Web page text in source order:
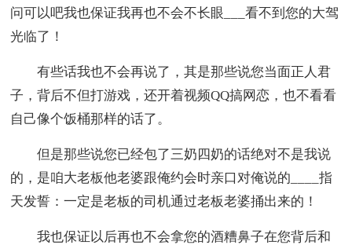
问可以吧我也保证我再也不会不长眼___看不到您的大驾
光临了！
有些话我也不会再说了，其是那些说您当面正人君
子，背后不但打游戏，还开着视频QQ搞网恋，也不看看
自己像个饭桶那样的话了。
但是那些说您已经包了三奶四奶的话绝对不是我说
的，是咱大老板他老婆跟俺约会时亲口对俺说的____指
天发誓：一定是老板的司机通过老板老婆捅出来的！
我也保证以后再也不会拿您的酒糟鼻子在您背后和